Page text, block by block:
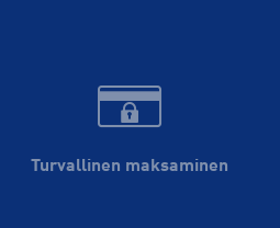
Turvallinen maksaminen